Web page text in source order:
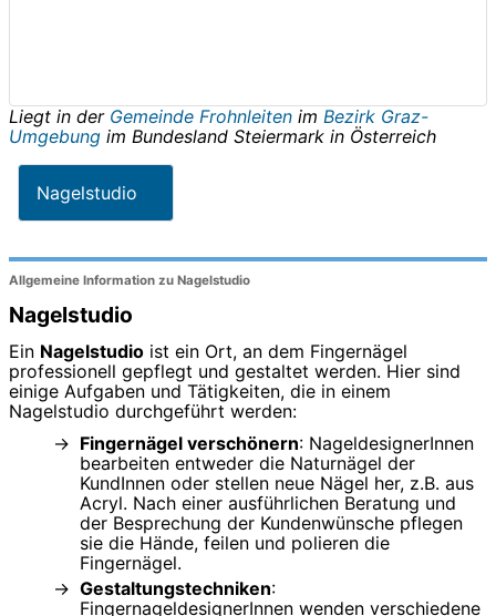
Liegt in der Gemeinde Frohnleiten im Bezirk Graz-
Umgebung im Bundesland Steiermark in Österreich
Nagelstudio
Allgemeine Information zu Nagelstudio
Nagelstudio
Ein Nagelstudio ist ein Ort, an dem Fingernägel
professionell gepflegt und gestaltet werden. Hier sind
einige Aufgaben und Tätigkeiten, die in einem
Nagelstudio durchgeführt werden:
Fingernägel verschönern: NageldesignerInnen
bearbeiten entweder die Naturnägel der
KundInnen oder stellen neue Nägel her, z.B. aus
Acryl. Nach einer ausführlichen Beratung und
der Besprechung der Kundenwünsche pflegen
sie die Hände, feilen und polieren die
Fingernägel.
Gestaltungstechniken:
FingernageldesignerInnen wenden verschiedene